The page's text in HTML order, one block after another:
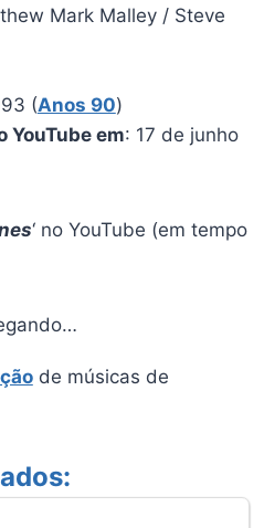
Mark Malley / Steve
(Anos 90)
YouTube em: 17 de junho
‘ no YouTube (em tempo
de músicas de